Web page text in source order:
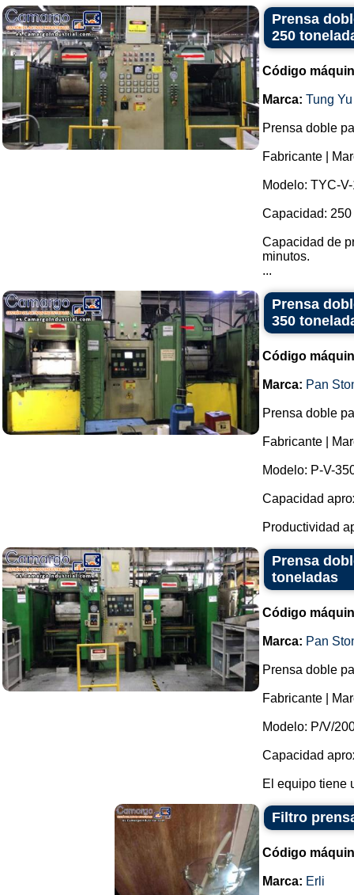
Prensa
250
Código
Marca: Tung Yu
Prensa doble
Fabricante |
Modelo: TYC-
Capacidad:
Capacidad de
minutos.
...
Prensa
350
Código
Marca: Pan
Prensa doble
Fabricante |
Modelo: P-V-
Capacidad
Productividad
Prensa
toneladas
Código
Marca: Pan
Prensa doble
Fabricante |
Modelo: P/V/
Capacidad
El equipo tiene
Filtro
Código
Marca: Erli